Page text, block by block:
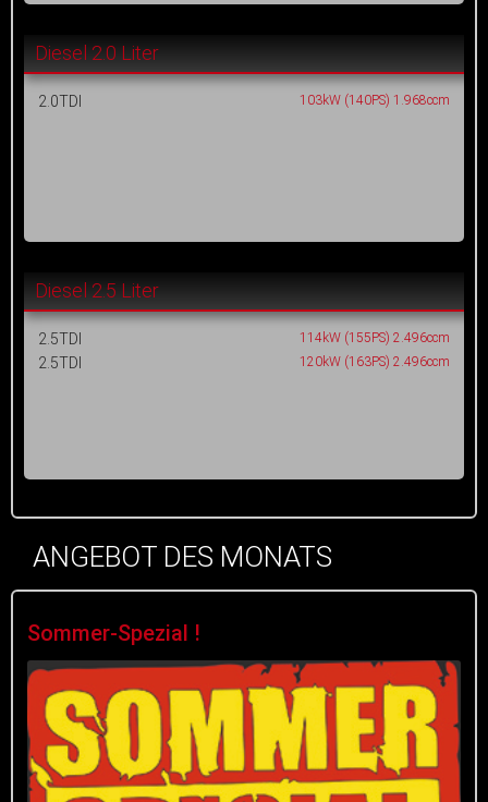
Diesel 2.0 Liter
2.0TDI 103kW (140PS) 1.968ccm
Diesel 2.5 Liter
2.5TDI 114kW (155PS) 2.496ccm
2.5TDI 120kW (163PS) 2.496ccm
ANGEBOT DES MONATS
Sommer-Spezial !